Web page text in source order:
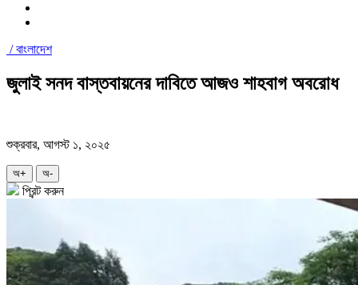
/বাংলাদেশ
জুলাই সনদ বাস্তবায়নের দাবিতে আজও শাহবাগ অবরোধ
শুক্রবার, আগস্ট ১, ২০২৫
অ+ অ-
প্রিন্ট করুন